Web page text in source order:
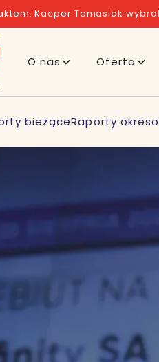
Kacper Tomasiak
O nas Oferta
bieżąceRaporty